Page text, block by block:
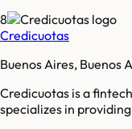
8
Credicuotas
Buenos Aires, Buenos
Credicuotas is a
specializes in